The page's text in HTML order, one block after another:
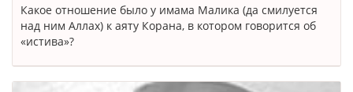
Какое отношение было у имама Малика (да смилуется
над ним Аллах) к аяту Корана, в котором говорится об
«истива»?